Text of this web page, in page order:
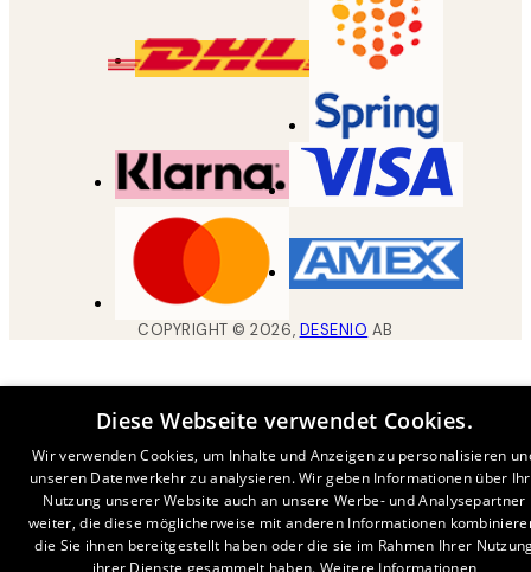
COPYRIGHT ©2026, DESENIO AB
Diese Webseite verwendet Cookies.
Wir verwenden Cookies, um Inhalte und Anzeigen zu personalisieren
unseren Datenverkehr zu analysieren. Wir geben Informationen über
Nutzung unserer Website auch an unsere Werbe- und Analysepartner
weiter, die diese möglicherweise mit anderen Informationen
die Sie ihnen bereitgestellt haben oder die sie im Rahmen Ihrer
ihrer Dienste gesammelt haben. Weitere Informationen